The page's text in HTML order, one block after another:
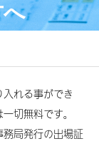
れる事ができ
切無料です。
局発行の出場証